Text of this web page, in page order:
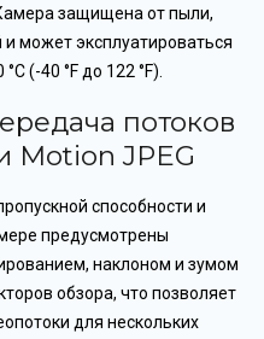
защищена от пыли,
может эксплуатироваться
(-40 °F до 122 °F).
потоков
Motion JPEG
способности и
предусмотрены
наклоном и зумом
обзора, что позволяет
для нескольких